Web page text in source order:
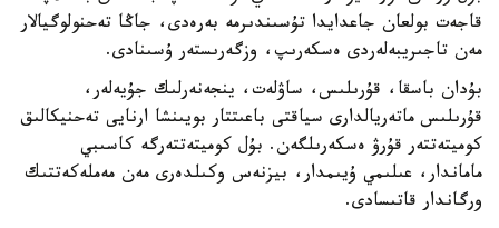
قاجەت بولعان جاعدايدا تۇسىندىرمە بەرەدى، جاڭا تەحنولوگيالار
مەن تاجىريبەلەردى ەسكەرىپ، وزگەرىستەر ۇسىنادى.
بۇدان باسقا، قۇرىلىس، ساۋلەت، ينجەنەرلىك جۇيەلەر،
قۇرىلىس ماتەريالدارى سياقتى باعىتتار بويىنشا ارنايى تەحنيكالىق
كوميتەتتەر قۇرۋ ەسكەرىلگەن. بۇل كوميتەتتەرگە كاسىبي
ماماندار، عىلىمي ۇيىمدار، بيزنەس وكىلدەرى مەن مەملەكەتتىك
ورگاندار قاتىسادى.